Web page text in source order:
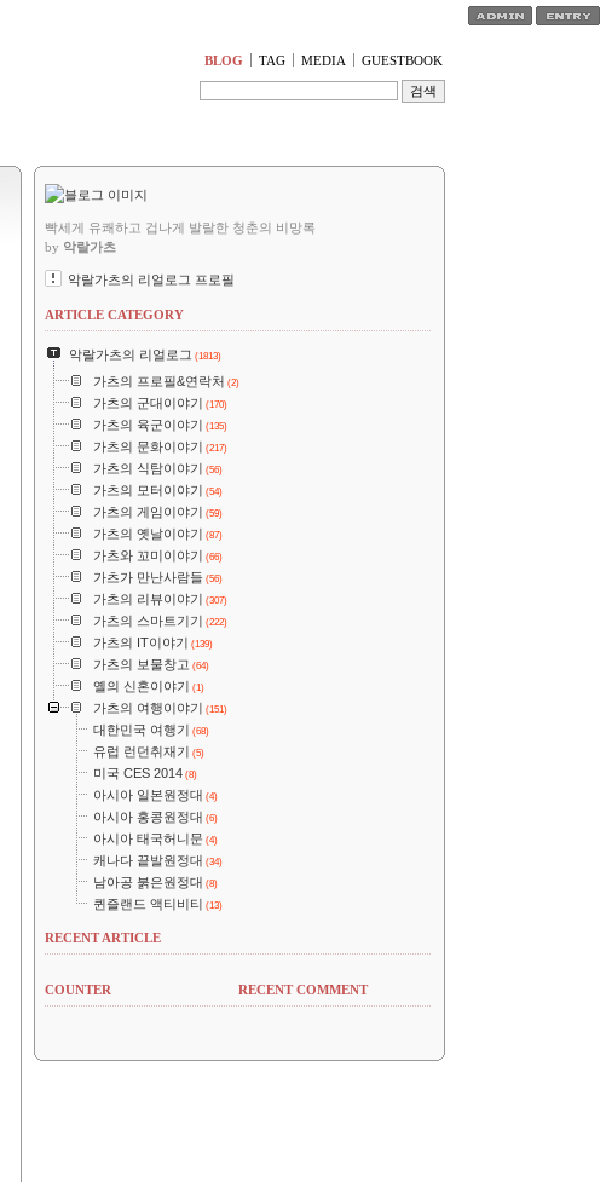
BLOG TAG MEDIA GUESTBOOK
빡세게 유쾌하고 겁나게 발랄한 청춘의 비망록
by 악랄가츠
악랄가츠의 리얼로그 프로필
ARTICLE CATEGORY
악랄가츠의 리얼로그 (1813)
가츠의 프로필&연락처 (2)
가츠의 군대이야기 (170)
가츠의 육군이야기 (135)
가츠의 문화이야기 (217)
가츠의 식탐이야기 (56)
가츠의 모터이야기 (54)
가츠의 게임이야기 (59)
가츠의 옛날이야기 (87)
가츠와 꼬미이야기 (66)
가츠가 만난사람들 (56)
가츠의 리뷰이야기 (307)
가츠의 스마트기기 (222)
가츠의 IT이야기 (139)
가츠의 보물창고 (64)
옐의 신혼이야기 (1)
가츠의 여행이야기 (151)
대한민국 여행기 (68)
유럽 런던취재기 (5)
미국 CES 2014 (8)
아시아 일본원정대 (4)
아시아 홍콩원정대 (6)
아시아 태국허니문 (4)
캐나다 끝발원정대 (34)
남아공 붉은원정대 (8)
퀸즐랜드 액티비티 (13)
RECENT ARTICLE
COUNTER RECENT COMMENT
티스토리툴바